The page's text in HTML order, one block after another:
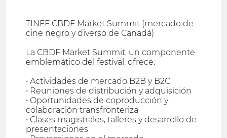
TINFF CBDF Market Summit (mercado de
cine negro y diverso de Canadá)
La CBDF Market Summit, un componente
emblemático del festival, ofrece:
• Actividades de mercado B2B y B2C
• Reuniones de distribución y adquisición
• Oportunidades de coproducción y
colaboración transfronteriza
• Clases magistrales, talleres y desarrollo de
presentaciones